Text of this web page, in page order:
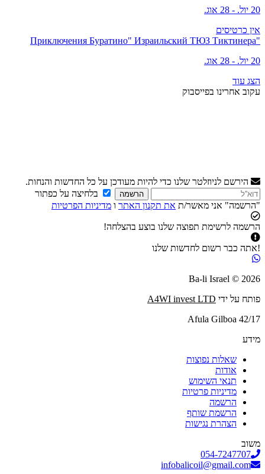
20 יול. - 28 אוג.
אין כרטיסים
"Приключения Буратино" Израильский ТЮЗ Тиктинера
20 יול. - 28 אוג.
הצג עוד
עקוב אחרינו בפייסבוק
הירשם לניוזלטר שלנו כדי להיות מעודכן על כל החדשות והנחות.
הרשמה
בלחיצה על כפתור
"הרשמה" אני מאשר/ת את תקנון האתר ו מדיניות הפרטיות
הרשמה לרשימת תפוצה שלנו בוצע בהצלחה!
!אתה כבר רשום לחדשות שלנו
2026 © Ba-li Israel
פותח על ידי A4WI invest LTD
Afula Gilboa 42/17
מידע
שאלות נפוצות
אודות
תנאי השימוש
מדיניות פרטיות
הרשמה
הרשמת שותף
הצהרת נגישות
משוב
054-7247707
infobalicoil@gmail.com